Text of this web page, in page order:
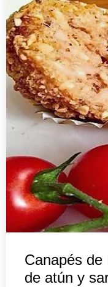
Canapés
de atún y